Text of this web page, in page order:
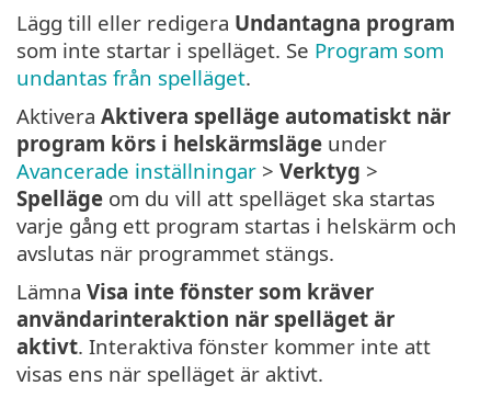
Lägg till eller redigera Undantagna program
som inte startar i spelläget. Se Program som
undantas från spelläget.
Aktivera Aktivera spelläge automatiskt när
program körs i helskärmsläge under
Avancerade inställningar > Verktyg >
Spelläge om du vill att spelläget ska startas
varje gång ett program startas i helskärm och
avslutas när programmet stängs.
Lämna Visa inte fönster som kräver
användarinteraktion när spelläget är
aktivt. Interaktiva fönster kommer inte att
visas ens när spelläget är aktivt.